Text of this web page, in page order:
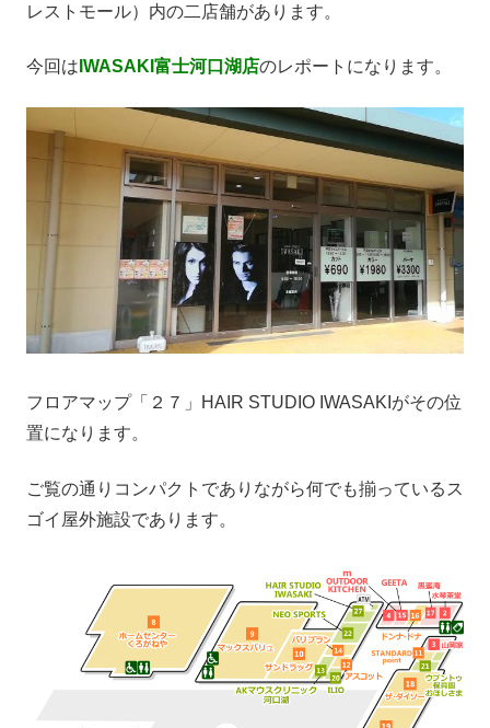
レストモール）内の二店舗があります。
今回は IWASAKI富士河口湖店のレポートになります。
フロアマップ「２７」HAIR STUDIO IWASAKIがその位
置になります。
ご覧の通りコンパクトでありながら何でも揃っているス
ゴイ屋外施設であります。